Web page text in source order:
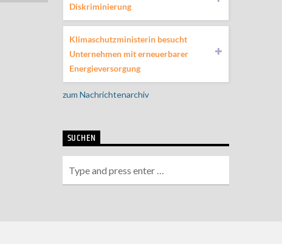
Diskriminierung
Klimaschutzministerin besucht
Unternehmen mit erneuerbarer
Energieversorgung
zum Nachrichtenarchiv
SUCHEN